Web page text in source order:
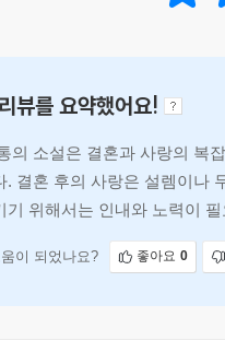
한 사람들에게 찾아오는 사
에 관한 우리의 인식이 낭만
점진적 소멸이나 퇴색으
전 과정을 예행하듯 일상의
걸쳐 사랑이 어떻게 성공할
뷰를 요약했어요!
의 소설은 결혼과 사랑의 복
. 결혼 후의 사랑은 설렘이나
기 위해서는 인내와 노력이
이 되었나요? 좋아요 0